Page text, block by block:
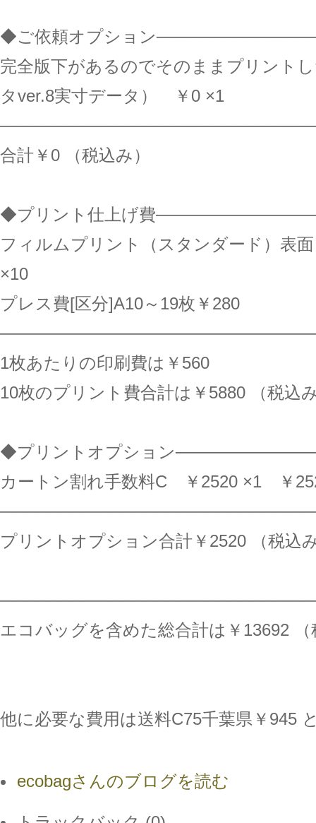
◆ご依頼オプション
完全版下があるのでそのままプリント
タver.8実寸データ） ￥0 ×1
合計￥0 （税込み）
◆プリント仕上げ費
フィルムプリント（スタンダード）表
×10
プレス費[区分]A10～19枚￥280
1枚あたりの印刷費は￥560
10枚のプリント費合計は￥5880 （税込
◆プリントオプション
カートン割れ手数料C ￥2520 ×1 ￥
プリントオプション合計￥2520 （税込
エコバッグを含めた総合計は￥13692 （
他に必要な費用は送料C75千葉県￥945
ecobagさんのブログを読む